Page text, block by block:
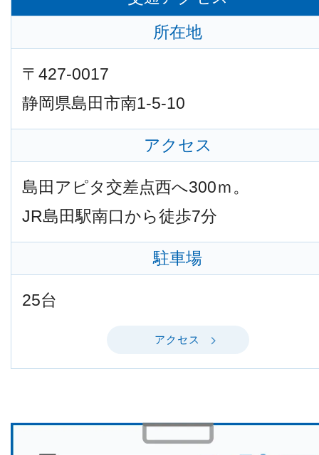
所在地
〒427-0017
静岡県島田市南1-5-10
アクセス
島田アピタ交差点西へ300ｍ。
JR島田駅南口から徒歩7分
駐車場
25台
アクセス